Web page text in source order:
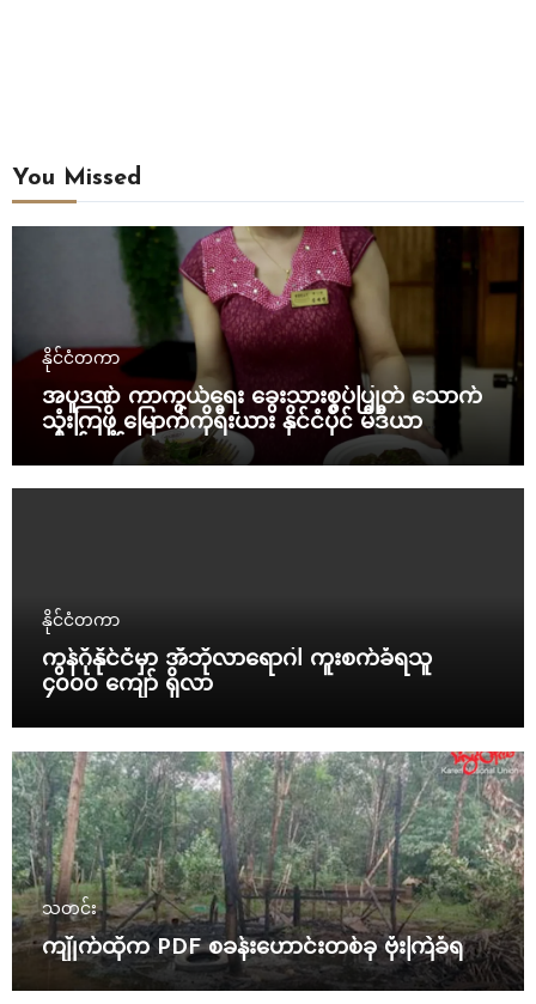
You Missed
နိုင်ငံတကာ
အပူဒဏ် ကာကွယ်ရေး ခွေးသားစွပ်ပြုတ် သောက်
သုံးကြဖို့ မြောက်ကိုရီးယား နိုင်ငံပိုင် မီဒီယာ
တိုက်တွန်း
နိုင်ငံတကာ
ကွန်ဂိုနိုင်ငံမှာ အီဘိုလာရောဂါ ကူးစက်ခံရသူ
၄၀၀၀ ကျော် ရှိလာ
သတင်း
ကျိုက်ထိုက PDF စခန်းဟောင်းတစ်ခု ဗုံးကြဲခံရ